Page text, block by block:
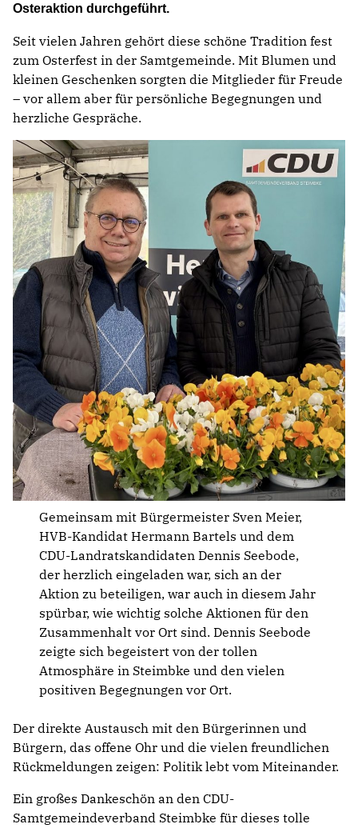
Osteraktion durchgeführt.
Seit vielen Jahren gehört diese schöne Tradition fest
zum Osterfest in der Samtgemeinde. Mit Blumen und
kleinen Geschenken sorgten die Mitglieder für Freude
– vor allem aber für persönliche Begegnungen und
herzliche Gespräche.
Gemeinsam mit Bürgermeister Sven Meier,
HVB-Kandidat Hermann Bartels und dem
CDU-Landratskandidaten Dennis Seebode,
der herzlich eingeladen war, sich an der
Aktion zu beteiligen, war auch in diesem Jahr
spürbar, wie wichtig solche Aktionen für den
Zusammenhalt vor Ort sind. Dennis Seebode
zeigte sich begeistert von der tollen
Atmosphäre in Steimbke und den vielen
positiven Begegnungen vor Ort.
Der direkte Austausch mit den Bürgerinnen und
Bürgern, das offene Ohr und die vielen freundlichen
Rückmeldungen zeigen: Politik lebt vom Miteinander.
Ein großes Dankeschön an den CDU-
Samtgemeindeverband Steimbke für dieses tolle